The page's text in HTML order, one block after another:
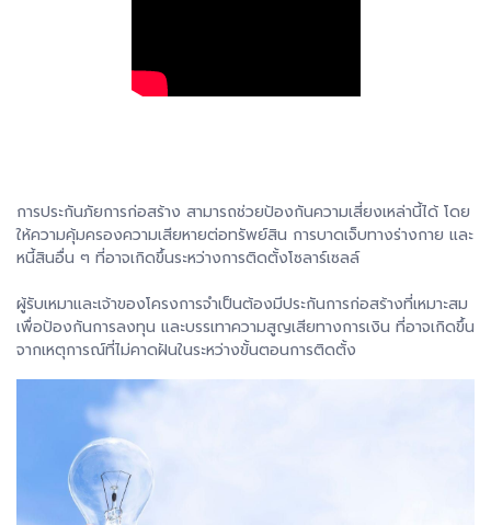
การประกันภัยการก่อสร้าง สามารถช่วยป้องกันความเสี่ยงเหล่านี้ได้ โดย
ให้ความคุ้มครองความเสียหายต่อทรัพย์สิน การบาดเจ็บทางร่างกาย และ
หนี้สินอื่น ๆ ที่อาจเกิดขึ้นระหว่างการติดตั้งโซลาร์เซลล์
ผู้รับเหมาและเจ้าของโครงการจำเป็นต้องมีประกันการก่อสร้างที่เหมาะสม
เพื่อป้องกันการลงทุน และบรรเทาความสูญเสียทางการเงิน ที่อาจเกิดขึ้น
จากเหตุการณ์ที่ไม่คาดฝันในระหว่างขั้นตอนการติดตั้ง